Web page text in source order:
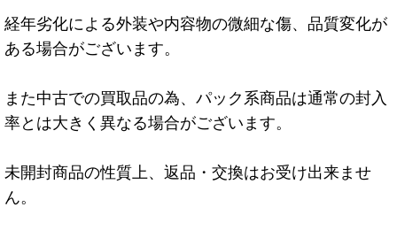
経年劣化による外装や内容物の微細な傷、品質変化が
ある場合がございます。
また中古での買取品の為、パック系商品は通常の封入
率とは大きく異なる場合がございます。
未開封商品の性質上、返品・交換はお受け出来ませ
ん。